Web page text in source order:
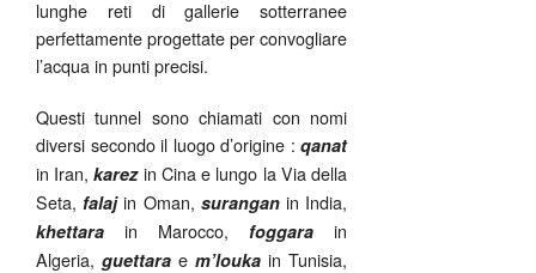
lunghe reti di gallerie sotterranee
perfettamente progettate per convogliare
l’acqua in punti precisi.
Questi tunnel sono chiamati con nomi
diversi secondo il luogo d’origine : qanat
in Iran,karezin Cina e lungo la Via della
Seta, falajin Oman, suranganin India,
khettara in Marocco, foggara in
Algeria, guettara e m’louka in Tunisia,